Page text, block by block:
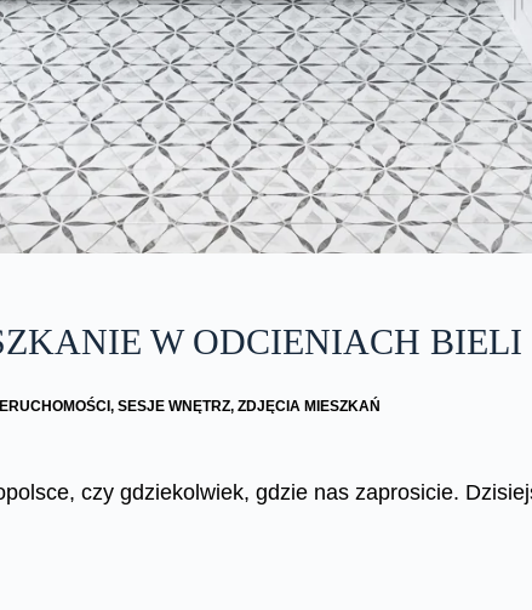
W ODCIENIACH BIELI
, SESJE WNĘTRZ, ZDJĘCIA MIESZKAŃ
czy gdziekolwiek, gdzie nas zaprosicie.